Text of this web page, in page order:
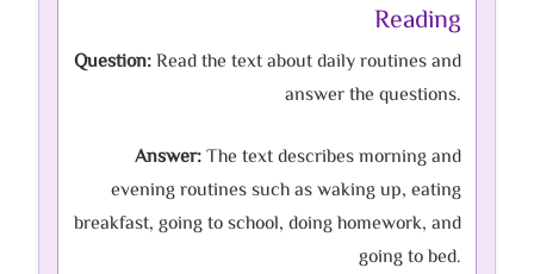
Reading
Question:Read the text about daily routines and
answer the questions.
Answer:The text describes morning and
evening routines such as waking up, eating
breakfast, going to school, doing homework, and
going to bed.